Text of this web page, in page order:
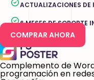
ACTUALIZACIONES DE
6 MESES DE SOPORTE
COMPRAR AHORA
Complemento de
programación en